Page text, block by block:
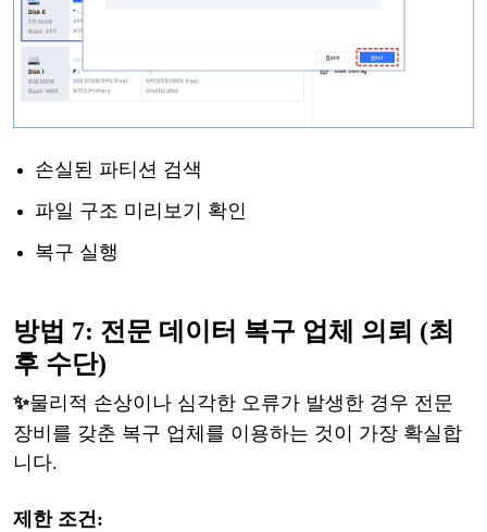
손실된 파티션 검색
파일 구조 미리보기
확인
복구 실행
방법 7: 전문 데이터 복구 업체 의뢰 (최
후 수단)
✨물리적 손상이나 심각한 오류가 발생한 경우 전문
장비를 갖춘 복구 업체를 이용하는 것이 가장 확실합
니다.
제한 조건: